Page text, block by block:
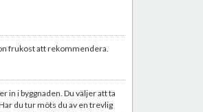
frukost att rekommendera.
in i byggnaden. Du väljer att ta
du tur möts du av en trevlig